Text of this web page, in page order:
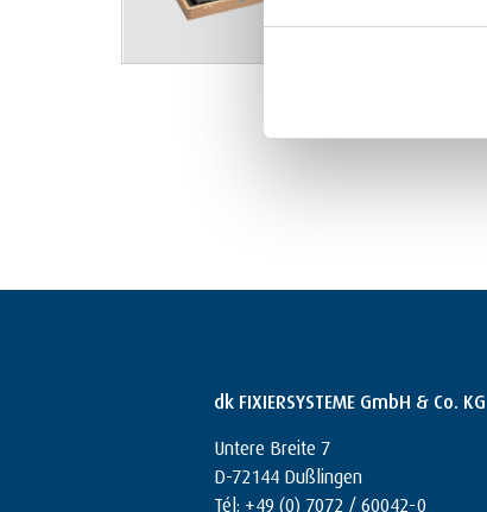
dk FIXIERSYSTEME GmbH & Co. KG
Untere Breite 7
D-72144 Dußlingen
Tél: +49 (0) 7072 / 60042-0